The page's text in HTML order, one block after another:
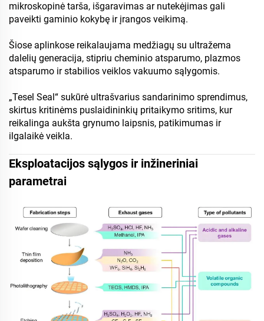
mikroskopinė tarša, išgaravimas ar nutekėjimas gali
paveikti gaminio kokybę ir įrangos veikimą.
Šiose aplinkose reikalaujama medžiagų su ultražema
dalelių generacija, stipriu cheminio atsparumo, plazmos
atsparumo ir stabilios veiklos vakuumo sąlygomis.
„Tesel Seal“ sukūrė ultrašvarius sandarinimo sprendimus,
skirtus kritinėms puslaidininkių pritaikymo sritims, kur
reikalinga aukšta grynumo laipsnis, patikimumas ir
ilgalaikė veikla.
Eksploatacijos sąlygos ir inžineriniai
parametrai